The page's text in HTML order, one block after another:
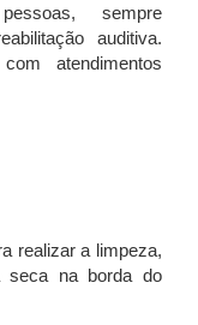
sempre
auditiva.
atendimentos
realizar a limpeza,
seca na borda do